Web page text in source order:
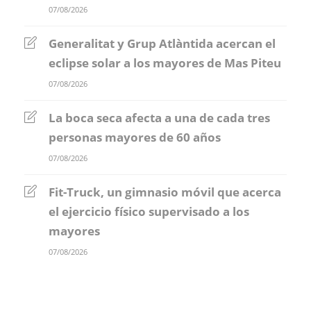
07/08/2026
Generalitat y Grup Atlàntida acercan el
eclipse solar a los mayores de Mas Piteu
07/08/2026
La boca seca afecta a una de cada tres
personas mayores de 60 años
07/08/2026
Fit-Truck, un gimnasio móvil que acerca
el ejercicio físico supervisado a los
mayores
07/08/2026